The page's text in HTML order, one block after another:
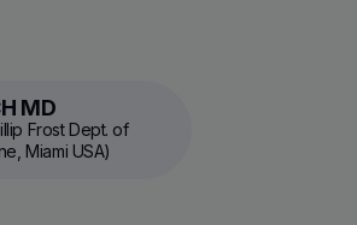
MD
Frost Dept. of
Miami USA)